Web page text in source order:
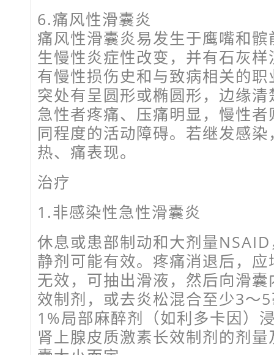
6.痛风性滑囊炎
痛风性滑囊炎易发生于鹰嘴和
生慢性炎症性改变，并有石灰
有慢性损伤史和与致病相关的
突处有呈圆形或椭圆形，边缘
急性者疼痛、压痛明显，慢性
同程度的活动障碍。若继发感
热、痛表现。
治疗
1.非感染性急性滑囊炎
休息或患部制动和大剂量
静剂可能有效。疼痛消退后，
无效，可抽出滑液，然后向滑
效制剂，或去炎松混合至少3～
1%局部麻醉剂（如利多卡因）
肾上腺皮质激素长效制剂的剂